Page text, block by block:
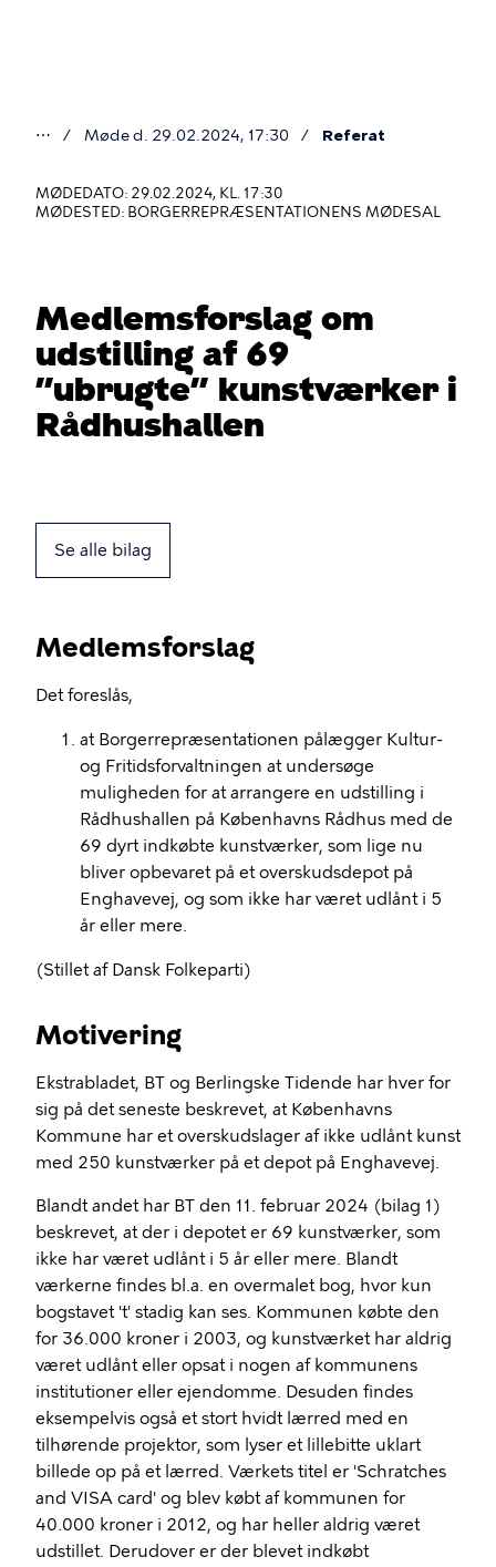
er
her
⋯ Møde d. 29.02.2024, 17:30 Referat
MØDEDATO: 29.02.2024, KL. 17:30
MØDESTED: BORGERREPRÆSENTATIONENS MØDESAL
Medlemsforslag om
udstilling af 69
”ubrugte” kunstværker i
Rådhushallen
Se alle bilag
Medlemsforslag
Det foreslås,
at Borgerrepræsentationen pålægger Kultur-
og Fritidsforvaltningen at undersøge
muligheden for at arrangere en udstilling i
Rådhushallen på Københavns Rådhus med de
69 dyrt indkøbte kunstværker, som lige nu
bliver opbevaret på et overskudsdepot på
Enghavevej, og som ikke har været udlånt i 5
år eller mere.
(Stillet af Dansk Folkeparti)
Motivering
Ekstrabladet, BT og Berlingske Tidende har hver for
sig på det seneste beskrevet, at Københavns
Kommune har et overskudslager af ikke udlånt kunst
med 250 kunstværker på et depot på Enghavevej.
Blandt andet har BT den 11. februar 2024 (bilag 1)
beskrevet, at der i depotet er 69 kunstværker, som
ikke har været udlånt i 5 år eller mere. Blandt
værkerne findes bl.a. en overmalet bog, hvor kun
bogstavet 't' stadig kan ses. Kommunen købte den
for 36.000 kroner i 2003, og kunstværket har aldrig
været udlånt eller opsat i nogen af kommunens
institutioner eller ejendomme. Desuden findes
eksempelvis også et stort hvidt lærred med en
tilhørende projektor, som lyser et lillebitte uklart
billede op på et lærred. Værkets titel er 'Schratches
and VISA card' og blev købt af kommunen for
40.000 kroner i 2012, og har heller aldrig været
udstillet. Derudover er der blevet indkøbt